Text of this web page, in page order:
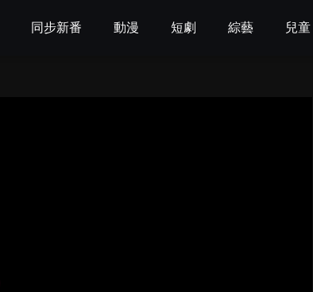
同步新番 動漫 短劇 綜藝 兒童